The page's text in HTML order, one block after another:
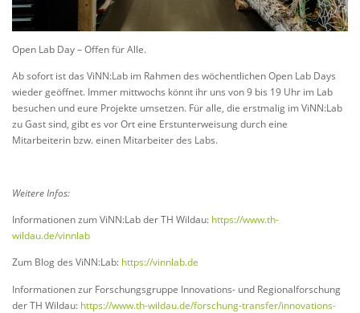
Open Lab Day – Offen für Alle.
Ab sofort ist das ViNN:Lab im Rahmen des wöchentlichen Open Lab Days
wieder geöffnet. Immer mittwochs könnt ihr uns von 9 bis 19 Uhr im Lab
besuchen und eure Projekte umsetzen. Für alle, die erstmalig im ViNN:Lab
zu Gast sind, gibt es vor Ort eine Erstunterweisung durch eine
Mitarbeiterin bzw. einen Mitarbeiter des Labs.
Weitere Infos:
Informationen zum ViNN:Lab der TH Wildau: https://www.th-
wildau.de/vinnlab
Zum Blog des ViNN:Lab: https://vinnlab.de
Informationen zur Forschungsgruppe Innovations- und Regionalforschung
der TH Wildau: https://www.th-wildau.de/forschung-transfer/innovations-